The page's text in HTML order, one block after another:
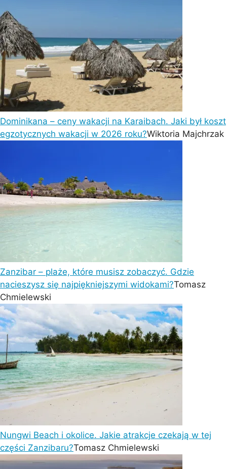
Dominikana – ceny wakacji na Karaibach. Jaki był koszt
egzotycznych wakacji w 2026 roku?Wiktoria Majchrzak
Zanzibar – plaże, które musisz zobaczyć. Gdzie
nacieszysz się najpiękniejszymi widokami?Tomasz
Chmielewski
Nungwi Beach i okolice. Jakie atrakcje czekają w tej
części Zanzibaru?Tomasz Chmielewski